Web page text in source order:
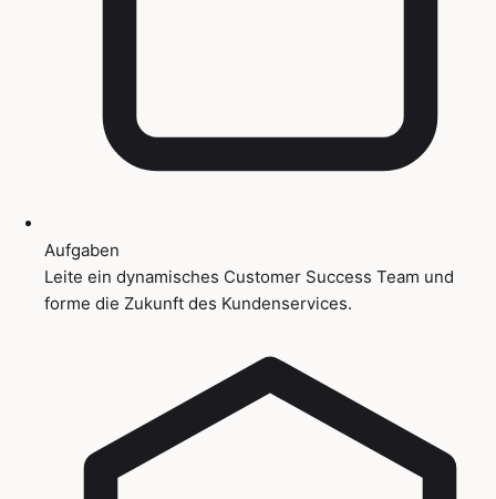
Aufgaben
Leite ein dynamisches Customer Success Team und
forme die Zukunft des Kundenservices.